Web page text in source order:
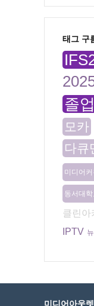
태그 구
졸
모카
다큐
미디어
동서대학
클린아
IPTV
미디어아웃렛